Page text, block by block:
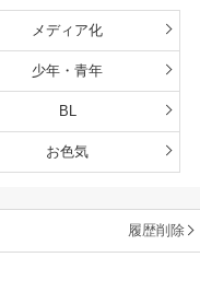
メディア化
少年・青年
BL
お色気
履歴削除